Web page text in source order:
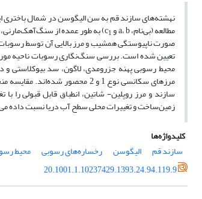
مطالعه (بی‌نام، a، b و c 1 ) به طور عمده از
صورت ناپیوستگی همشیب و مرز بالایی آن توسط
مرزهای سکانسی نوع 1 و 2
سازند و مرز روپلین- شاتین، انطباق قابل قبولی
زمین‌ساخت و تغییرات محلی سطح آب دریا نسبت داده
کلیدواژه‌ها
سازند قم
الیگوسن رخساره‌های رسوبی محیط
20.1001.1.10237429.1393.24.94.119.9